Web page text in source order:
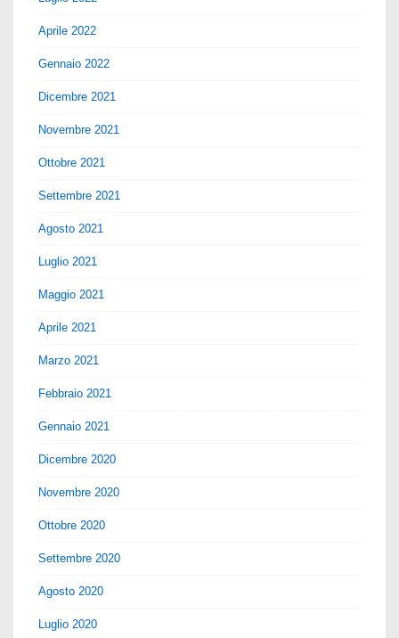
Aprile 2022
Gennaio 2022
Dicembre 2021
Novembre 2021
Ottobre 2021
Settembre 2021
Agosto 2021
Luglio 2021
Maggio 2021
Aprile 2021
Marzo 2021
Febbraio 2021
Gennaio 2021
Dicembre 2020
Novembre 2020
Ottobre 2020
Settembre 2020
Agosto 2020
Luglio 2020